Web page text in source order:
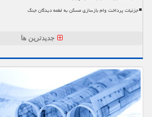
جزئیات پرداخت وام بازسازی مسکن به لطمه دیدگان جنگ
جدیدترین ها